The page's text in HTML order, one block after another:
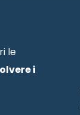
le
i